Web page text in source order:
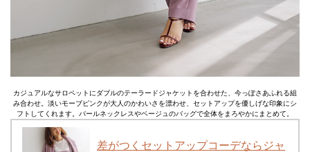
カジュアルなサロペットにダブルのテーラードジャケットを合わせた、今っぽさあふれる組
み合わせ。淡いモーブピンクが大人のかわいさを漂わせ、セットアップを優しげな印象にシ
フトしてくれます。パールネックレスやベージュのバッグで全体をまろやかにまとめて。
差がつくセットアップコーデならジャ